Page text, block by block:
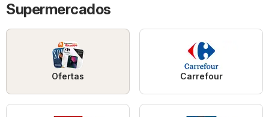
Supermercados
Ofertas Carrefour